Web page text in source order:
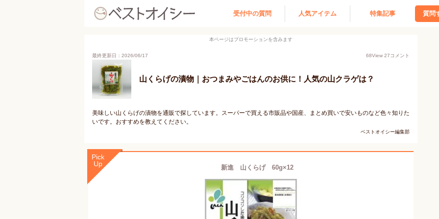
受付中の質問 人気アイテム 特集記事 質問
本ページはプロモーションを含みます
最終更新日：2026/06/17 68View 27コメント
山くらげの漬物｜おつまみやごはんのお供に！人気の山クラゲは？
美味しい山くらげの漬物を通販で探しています。スーパーで買える市販品や国産、まとめ買いで安いものなど色々知りた
いです。おすすめを教えてください。
ベストオイシー編集部
Pick
Up
新進 山くらげ 60g×12